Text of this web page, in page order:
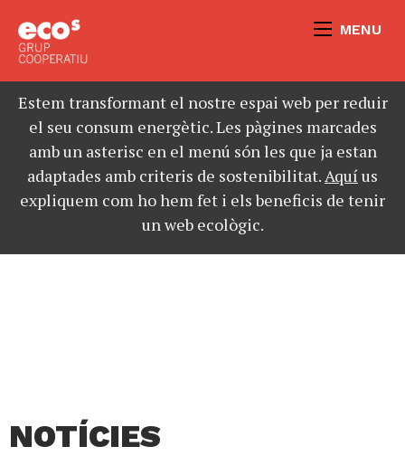
MENU
Estem transformant el nostre espai web per reduir
el seu consum energètic. Les pàgines marcades
amb un asterisc en el menú són les que ja estan
adaptades amb criteris de sostenibilitat.Aquíus
expliquem com ho hem fet i els beneficis de tenir
un web ecològic.
NOTÍCIES